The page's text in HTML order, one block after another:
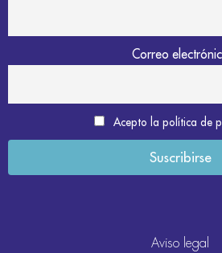
Correo
Acepto la política de
Aviso legal